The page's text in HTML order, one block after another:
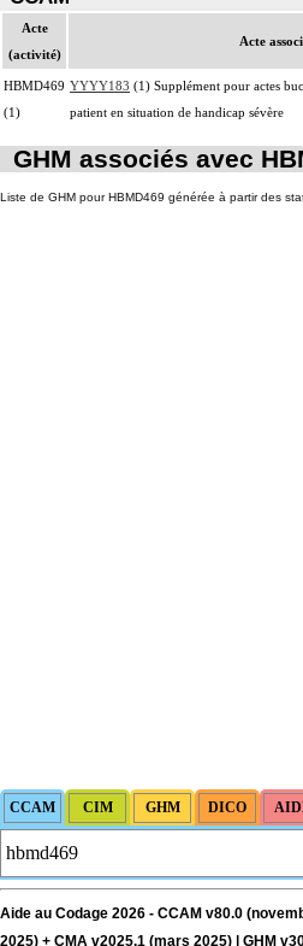
Acte
(activité)
Acte
HBMD469
(1)
YYYY183 (1) Supplément pour actes
patient en situation de handicap sévère
GHM associés avec
Liste de GHM pour HBMD469 générée à partir des
Aide au Codage 2026 - CCAM v80.0
2025) + CMA v2025.1 (mars 2025) | GHM